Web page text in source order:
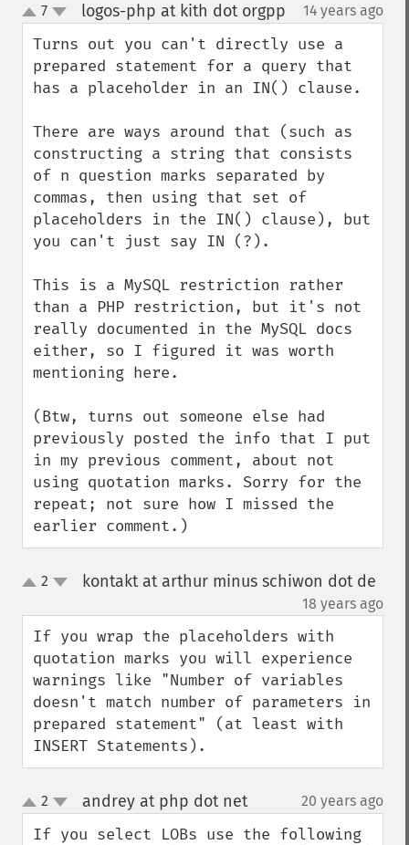
up
down
7 logos-php at kith dot orgpp 14 years ago
Turns out you can't directly use a
prepared statement for a query that
has a placeholder in an IN() clause.
There are ways around that (such as
constructing a string that consists
of n question marks separated by
commas, then using that set of
placeholders in the IN() clause), but
you can't just say IN (?).
This is a MySQL restriction rather
than a PHP restriction, but it's not
really documented in the MySQL docs
either, so I figured it was worth
mentioning here.
(Btw, turns out someone else had
previously posted the info that I put
in my previous comment, about not
using quotation marks. Sorry for the
repeat; not sure how I missed the
earlier comment.)
up2 kontakt at arthur minus schiwon dot de
18 years ago
If you wrap the placeholders with
quotation marks you will experience
warnings like "Number of variables
doesn't match number of parameters in
prepared statement" (at least with
INSERT Statements).
up
down
2 andrey at php dot net¶ 20 years ago
If you select LOBs use the following